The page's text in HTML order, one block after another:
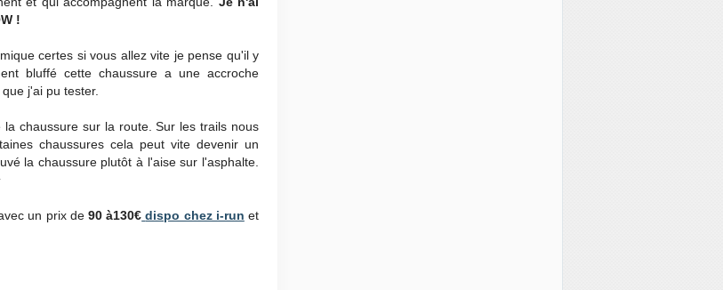
!
certes si vous allez vite je pense qu'il y
bluffé cette chaussure a une accroche
j'ai pu tester.
chaussure sur la route. Sur les trails nous
chaussures cela peut vite devenir un
la chaussure plutôt à l'aise sur l'asphalte.
un prix de 90 à130€ dispo chez i-run et